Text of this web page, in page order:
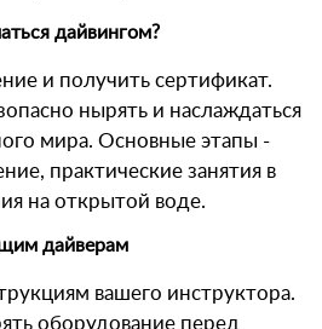
дайвингом?
и получить сертификат.
нырять и наслаждаться
мира. Основные этапы -
практические занятия в
на открытой воде.
дайверам
вашего инструктора.
оборудование перед